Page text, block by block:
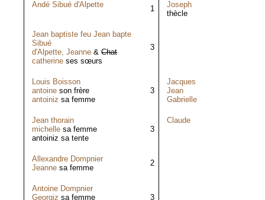
Andé Sibué d'Alpette 1
Joseph
thècle
Jean baptiste feu Jean bapte
Sibué
d'Alpette,Jeanne &Chat
catherine ses sœurs
3
Louis Boisson
antoine son frère
antoiniz sa femme
3
Jacques
Jean
Gabrielle
Jean thorain
michelle sa femme
antoiniz sa tente
3
Claude
Allexandre Dompnier
Jeanne sa femme
2
Antoine Dompnier
Georgiz sa femme
3